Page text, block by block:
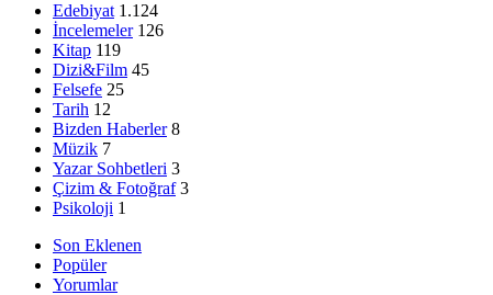
Edebiyat 1.124
İncelemeler 126
Kitap 119
Dizi&Film 45
Felsefe 25
Tarih 12
Bizden Haberler 8
Müzik 7
Yazar Sohbetleri 3
Çizim & Fotoğraf 3
Psikoloji 1
Son Eklenen
Popüler
Yorumlar